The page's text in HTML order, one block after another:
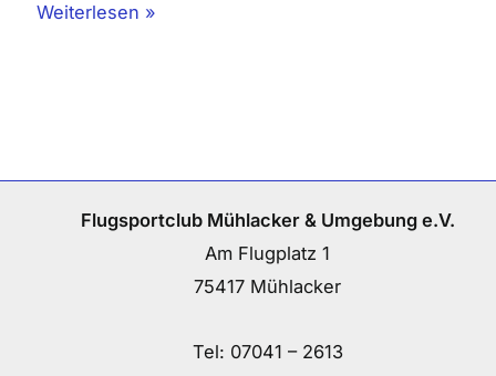
Weiterlesen »
Flugsportclub Mühlacker & Umgebung e.V.
Am Flugplatz 1
75417 Mühlacker
Tel: 07041 – 2613